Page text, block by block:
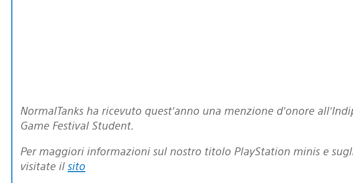
NormalTanks ha ricevuto quest’anno una menzione d’onore all’Indipendent
Game Festival Student.
Per maggiori informazioni sul nostro titolo PlayStation minis e sugli altri titoli,
visitate il sito